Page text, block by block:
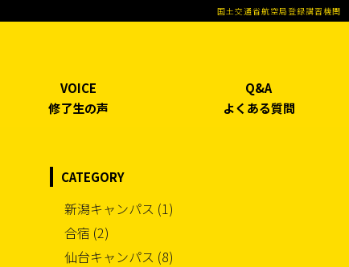
国土交通省航空局登録講習機関
VOICE
修了生の声
Q&A
よくある質問
CATEGORY
新潟キャンパス (1)
合宿 (2)
仙台キャンパス (8)